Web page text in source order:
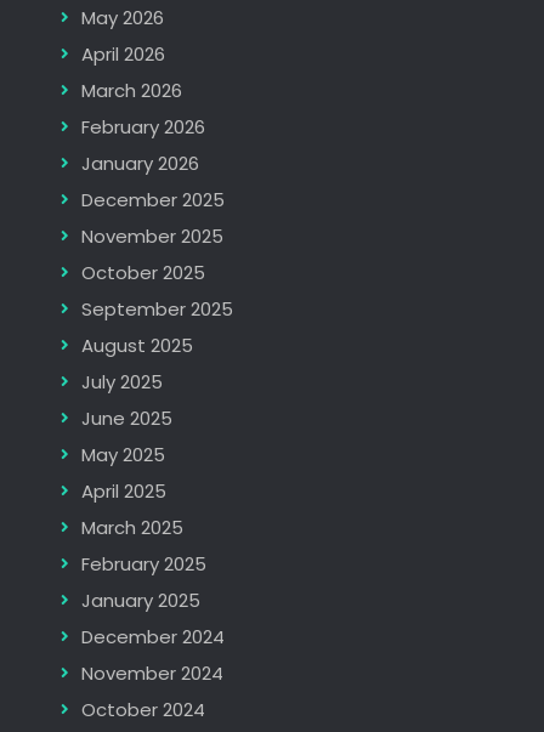
May 2026
April 2026
March 2026
February 2026
January 2026
December 2025
November 2025
October 2025
September 2025
August 2025
July 2025
June 2025
May 2025
April 2025
March 2025
February 2025
January 2025
December 2024
November 2024
October 2024